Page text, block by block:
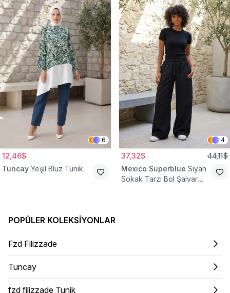
6
12,46$
Tuncay Yeşil Bluz Tunik
4
37,32$ 44,11$
Mexico Superblue Siyah
Sokak Tarzı Bol Şalvar
POPÜLER KOLEKSIYONLAR
Fzd Filizzade
Tuncay
fzd filizzade Tunik